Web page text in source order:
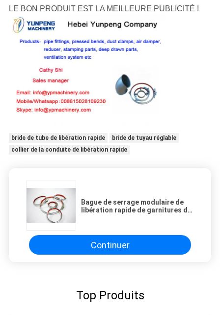
LE BON PRODUIT EST LA MEILLEURE PUBLICITÉ !
bride de tube de libération rapide
bride de tuyau réglable
collier de la conduite de libération rapide
Bague de serrage modulaire de
libération rapide de garnitures de
Continuer
Top Produits